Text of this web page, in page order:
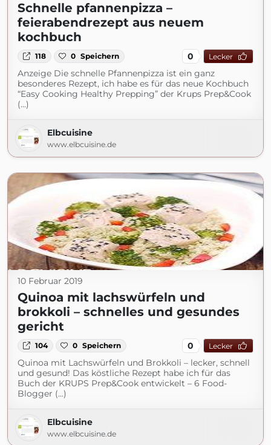
Schnelle pfannenpizza –
feierabendrezept aus neuem
kochbuch
118 0 Speichern 0 Lecker
Anzeige Die schnelle Pfannenpizza ist ein ganz
besonderes Rezept, ich habe es für das neue Kochbuch
“Easy Cooking Healthy Prepping” der Krups Prep&Cook
(...)
Elbcuisine
www.elbcuisine.de
10 Februar 2019
Quinoa mit lachswürfeln und
brokkoli – schnelles und gesundes
gericht
104 0 Speichern 0 Lecker
Quinoa mit Lachswürfeln und Brokkoli – lecker, schnell
und gesund! Das köstliche Rezept habe ich für das
Buch der KRUPS Prep&Cook entwickelt – 6 Food-
Blogger (...)
Elbcuisine
www.elbcuisine.de